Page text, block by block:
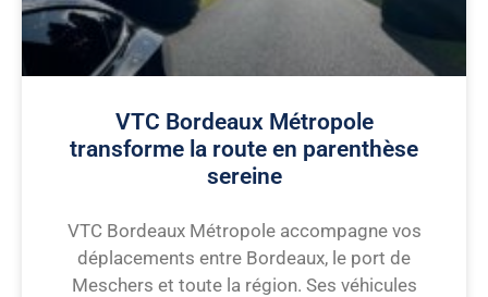
VTC Bordeaux Métropole
transforme la route en parenthèse
sereine
VTC Bordeaux Métropole accompagne vos
déplacements entre Bordeaux, le port de
Meschers et toute la région. Ses véhicules